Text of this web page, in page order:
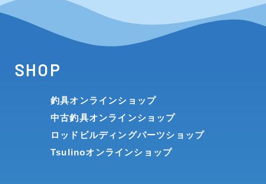
SHOP
釣具オンラインショップ
中古釣具オンラインショップ
ロッドビルディングパーツショップ
Tsulinoオンラインショップ